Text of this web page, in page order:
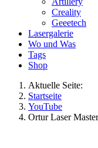
Creality
Geeetech
Lasergalerie
Wo und Was
Tags
Shop
Aktuelle Seite:
Startseite
YouTube
Ortur Laser